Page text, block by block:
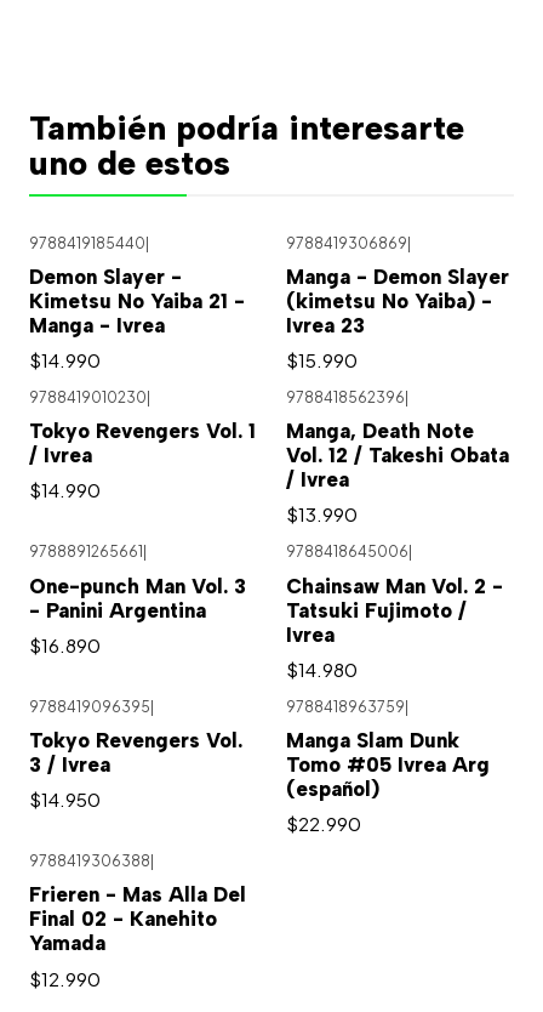
También podría interesarte
uno de estos
9788419185440|
Demon Slayer -
Kimetsu No Yaiba 21 -
Manga - Ivrea
$14.990
9788419306869|
Manga - Demon Slayer
(kimetsu No Yaiba) -
Ivrea 23
$15.990
9788419010230
Tokyo Revengers Vol. 1
/ Ivrea
$14.990
9788418562396
Manga, Death Note
Vol. 12 / Takeshi Obata
/ Ivrea
$13.990
9788891265661
One-punch Man Vol. 3
- Panini Argentina
$16.890
9788418645006
Chainsaw Man Vol. 2 -
Tatsuki Fujimoto /
Ivrea
$14.980
9788419096395
Tokyo Revengers Vol.
3 / Ivrea
$14.950
9788418963759
Manga Slam Dunk
Tomo #05 Ivrea Arg
(español)
$22.990
9788419306388
Frieren - Mas Alla Del
Final 02 - Kanehito
Yamada
$12.990